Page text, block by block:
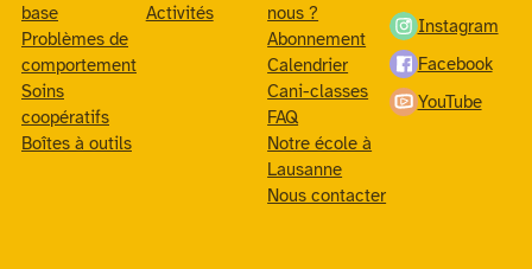
base
Problèmes de
comportement
Soins
coopératifs
Boîtes à outils
Activités
nous ?
Abonnement
Calendrier
Cani-classes
FAQ
Notre école à
Lausanne
Nous contacter
Instagram
Facebook
YouTube